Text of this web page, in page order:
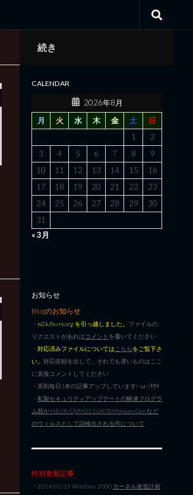
続き
CALENDAR
2026年8月
月
火 水 木 金 土
日
1
2
3
4 5 6 7 8
9
10
11 12 13 14 15
16
17
18 19 20 21 22
23
24
25 26 27 28 29
30
31
« 3月
お知らせ
Blogのお知らせ
・ w2k.flxsrv.org を引っ越しました。 ファイルの
リクエストがあればコメント を書いてください
・ 対応済みファイルについては こちらをご覧下さ
い。 対応依頼を出して、それでも遅いものはここ
に直接コメントしてください
・原則毎日1本の記事アップしています|･ω･)ﾁﾗﾘ
・ 私製セキュリティアップデートの解凍プログラ
ム群が HEUR/QVM20.1.0A7B.Malware.Gen など
のウィルスとして誤検出される件について
特別更新記事
・2014/01/15 Windows 2000 カーネル改造計画